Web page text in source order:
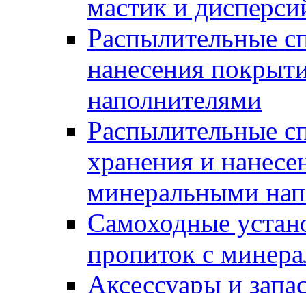
мастик и
Распылительные
нанесения
наполнителями
Распылительные
хранения и
минеральными
Самоходные
пропиток с
Аксессуары и